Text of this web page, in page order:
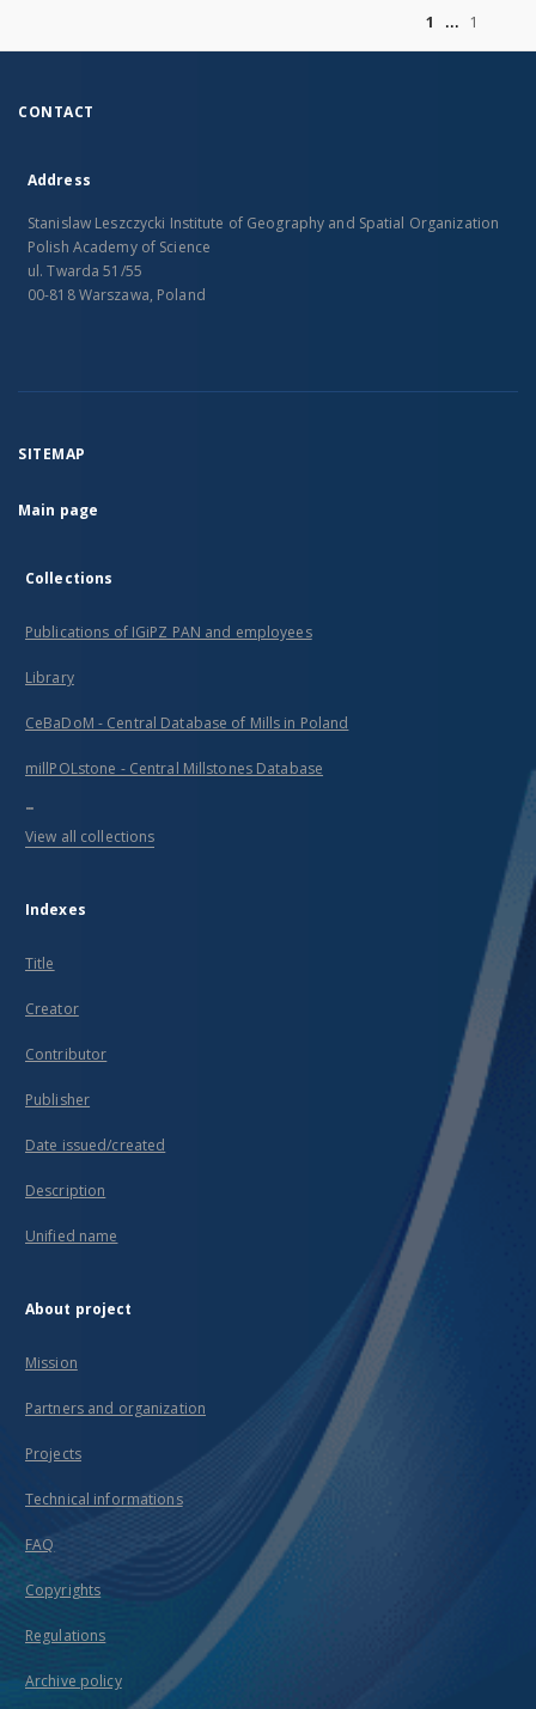
1
1
CONTACT
Address
Stanislaw Leszczycki Institute of Geography and Spatial Organization
Polish Academy of Science
ul. Twarda 51/55
00-818 Warszawa, Poland
SITEMAP
Main page
Collections
Publications of IGiPZ PAN and employees
Library
CeBaDoM - Central Database of Mills in Poland
millPOLstone - Central Millstones Database
...
View all collections
Indexes
Title
Creator
Contributor
Publisher
Date issued/created
Description
Unified name
About project
Mission
Partners and organization
Projects
Technical informations
FAQ
Copyrights
Regulations
Archive policy